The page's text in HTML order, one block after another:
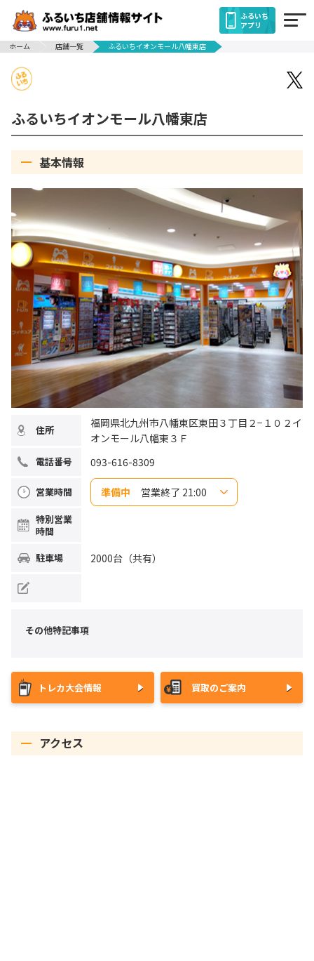
ふるいち
アプリ
ホーム
店舗一覧 ふるいちイオンモール八幡東店
ふるいちイオンモール八幡東店
基本情報
住所
福岡県北九州市八幡東区東田３丁目２−１０２イ
オンモール八幡東３Ｆ
電話番号 093-616-8309
営業時間 準備中 営業終了 21:00
木曜日
金曜日
特別営業
時間
駐車場 2000台（共有）
その他特記事項
トレカ大会情報 買取のご案内
アクセス